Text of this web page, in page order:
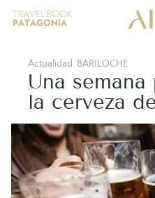
Actualidad, BARILOCHE
Una
la cerveza